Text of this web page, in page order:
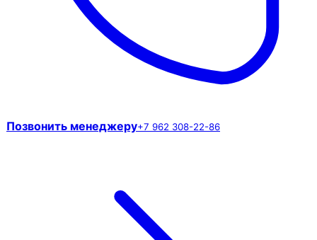
Позвонить менеджеру+7 962 308-22-86